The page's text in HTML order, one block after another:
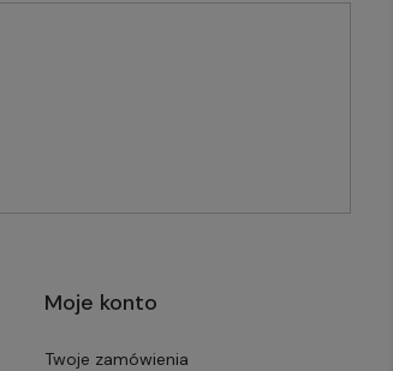
Moje konto
Twoje zamówienia